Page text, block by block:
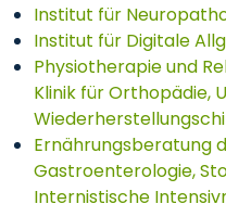
Institut für
Institut für Digitale
Physiotherapie und
Klinik für Orthopädie,
Ernährungsberatung
Gastroenterologie,
Internistische